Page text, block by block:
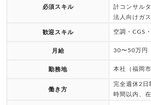
必須スキル
計コンサル
法人向けガ
歓迎スキル 空調・CGS
月給 30〜50万円
勤務地 本社（福岡
働き方
完全週休2日
時間以内、